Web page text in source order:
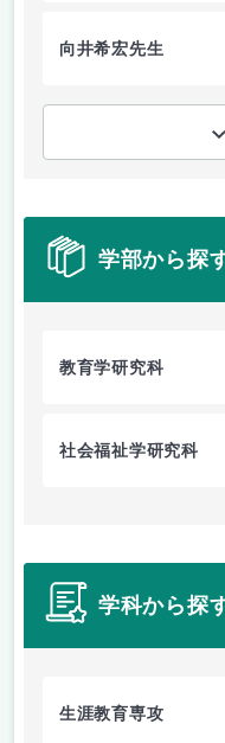
向井希宏先生
学部から探
教育学研究科
社会福祉学研究科
学科から探
生涯教育専攻